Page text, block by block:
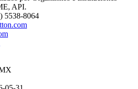
API.
5538-8064